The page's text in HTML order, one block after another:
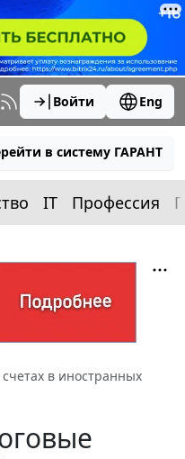
Войти Eng
в систему ГАРАНТ
IT Профессия
в иностранных